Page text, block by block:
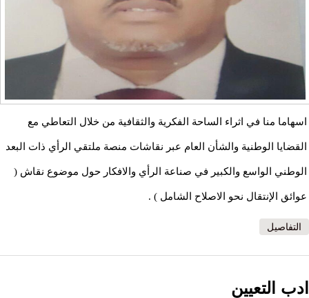
اسهاما منا في اثراء الساحة الفكرية والثقافية من خلال التعاطي مع
القضايا الوطنية والشأن العام عبر نقاشات منصة ملتقي الرأي ذات البعد
الوطني الواسع والكبير في صناعة الرأي والافكار حول موضوع نقاش (
عوائق الإنتقال نحو الاصلاح الشامل ) .
التفاصيل
ادب التعيين